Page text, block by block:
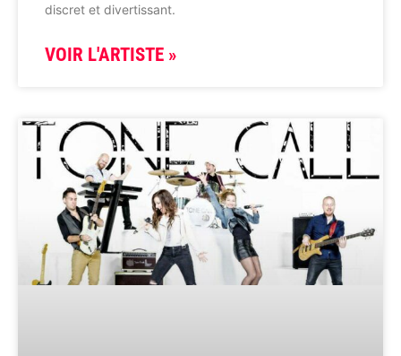
discret et divertissant.
VOIR L'ARTISTE »